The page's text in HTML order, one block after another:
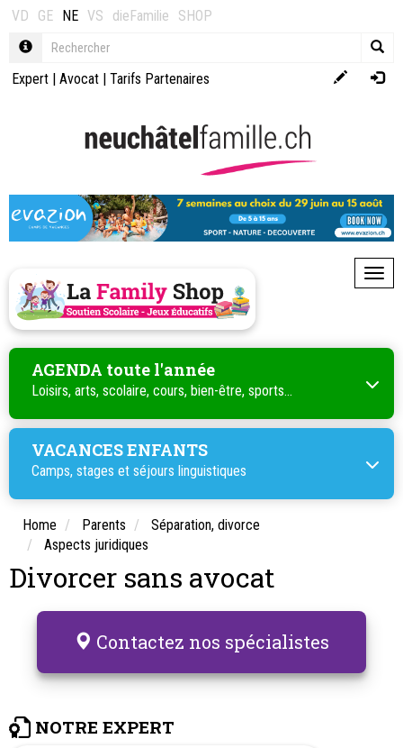
VD GE NE VS dieFamilie SHOP
Expert | Avocat | Tarifs Partenaires
AGENDA toute l'année
Loisirs, arts, scolaire, cours, bien-être, sports...
VACANCES ENFANTS
Camps, stages et séjours linguistiques
Home Parents
Séparation, divorce
Aspects juridiques
Divorcer sans avocat
Contactez nos spécialistes
NOTRE EXPERT